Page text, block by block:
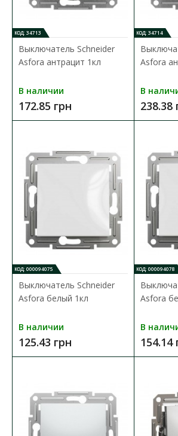
Доступность: В наличии
Механизм выключателя Schneider Asfora
управления (включения/выключения)
172.85 грн
В КОРЗИНУ
В сравнения
КОД: 34713
Выключатель Schneider
Asfora антрацит 1кл
В наличии
172.85 грн
КОД: 34714
Asfora
В
238.38
КОД: 000094075
Выключатель Schneider
Asfora белый 1кл
В наличии
125.43 грн
КОД: 000094078
Asfora
В
154.14